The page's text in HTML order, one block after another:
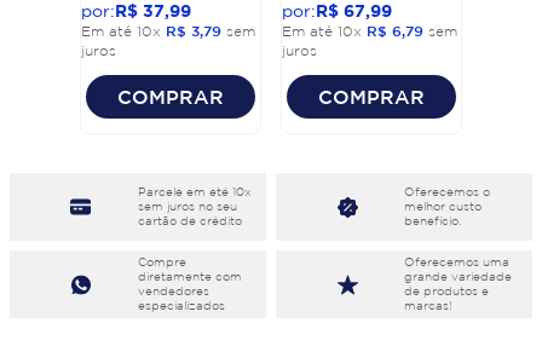
R$ 37,99
Em até 10x R$ 3,79 sem
juros
COMPRAR
R$ 67,99
Em até 10x R$ 6,79 sem
juros
COMPRAR
Parcele em eté 10x
sem juros no seu
cartão de crédito
Oferecemos o
melhor custo
benefício.
Compre
diretamente com
vendedores
especializados
Oferecemos uma
grande variedade
de produtos e
marcas!